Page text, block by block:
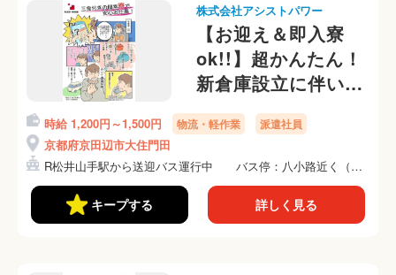
株式会社アシストパワー
【お迎え＆即入寮
ok!!】超かんたん！
新倉庫設立に伴いオ
ープニングスタッフ
大量募集☆彡倉庫内
でのかんたんピッキ
ング作業
時給 1,200円～1,500円 物流・軽作業 派遣社員
京都府京田辺市大住門田
R松井山手駅から送迎バス運行中 バス停：八小路近く（徒
歩約...
キープする 詳しく見る